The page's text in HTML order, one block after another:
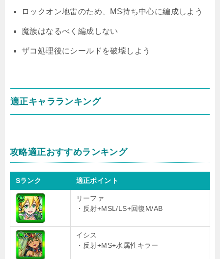
ロックオン地雷のため、MS持ち中心に編成しよう
魔族はなるべく編成しない
ザコ処理後にシールドを破壊しよう
適正キャラランキング
攻略適正おすすめランキング
Sランク 適正ポイント
リーファ
・反射+MSL/LS+回復M/AB
イシス
・反射+MS+水属性キラー